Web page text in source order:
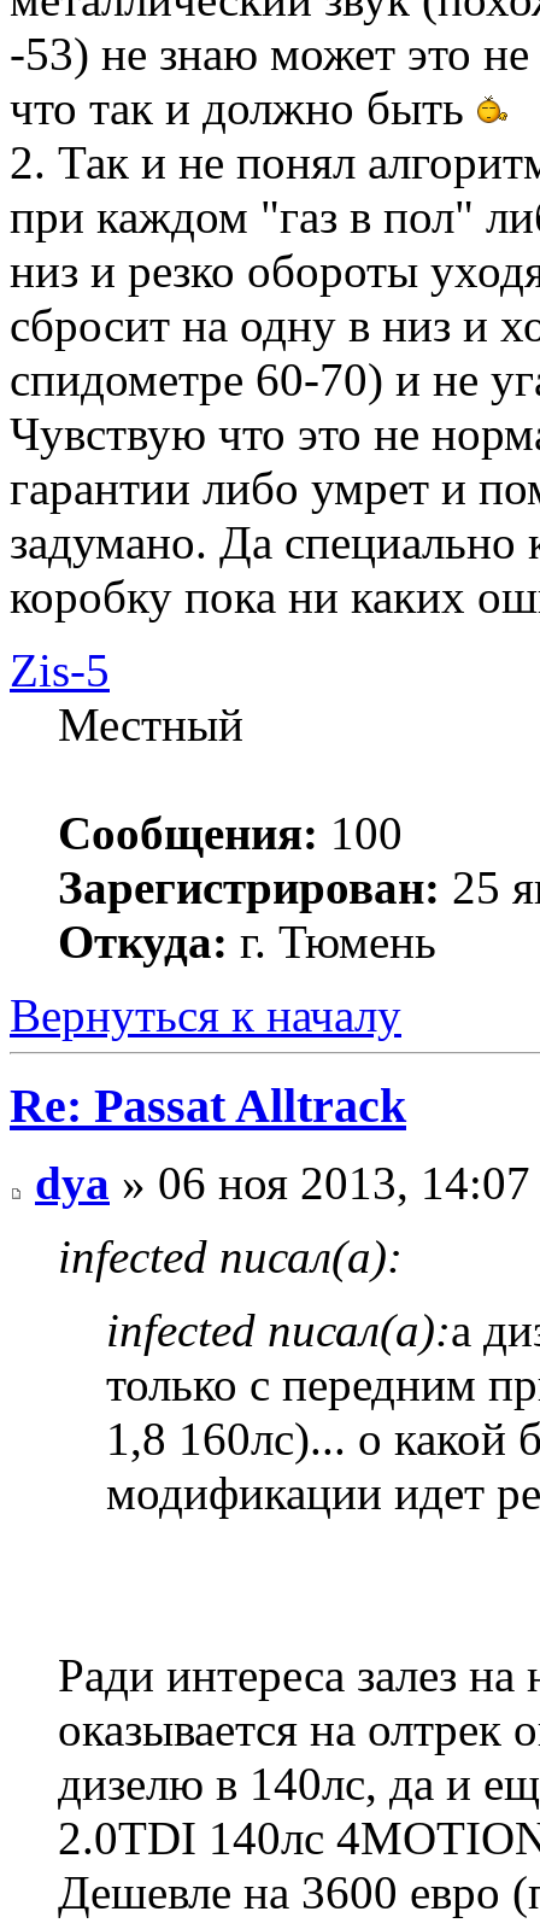
-53) не знаю может это
что так и должно быть
2. Так и не понял
при каждом "газ в пол"
низ и резко обороты
сбросит на одну в низ и
спидометре 60-70) и не
Чувствую что это не
гарантии либо умрет и
задумано. Да
коробку пока ни каких
Zis-5
Местный
Сообщения: 100
Зарегистрирован: 25
Откуда: г. Тюмень
Вернуться к началу
Re: Passat Alltrack
dya » 06 ноя 2013, 14:07
infected писал(а):
infected писал(а):а
только с передним
1,8 160лс)... о какой
модификации идет
Ради интереса залез
оказывается на олтрек
дизелю в 140лс, да и
2.0TDI 140лс
Дешевле на 3600 евро